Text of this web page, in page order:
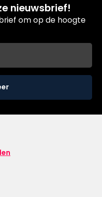
nieuwsbrief!
om op de hoogte